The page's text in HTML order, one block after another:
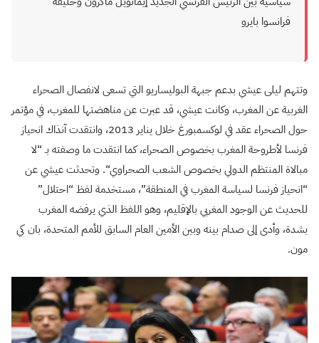
فرانسوا بايرو
وتتهم ليلى عيشي بدعم جبهة البوليساريو التي تسعى لانفصال الصحراء
الغربية عن المغرب، وكانت عيشي، قد عبرت عن مناهضتها للمغرب، في مؤتمر
حول الصحراء عقد في لوكسمبورغ خلال يناير 2013، وانتقدت آنذاك انحياز
فرنسا لأطروحة المغرب بخصوص الصحراء، كما انتقدت ما وصفته بـ “لا
مبالاة المنتظم الدولي بخصوص الشعب الصحراوي“. وتحدثت عيشي عن
“انحياز فرنسا لسياسة المغرب في المنطقة”، مستخدمة لفظ “احتلال”
للحديث عن الوجود المغربي بالإقليم، وهو اللفظ الذي يرفضه المغرب
بشدة، وأدى إلى صدام بينه وبين الأمين العام السابق للأمم المتحدة، بان كي
مون.